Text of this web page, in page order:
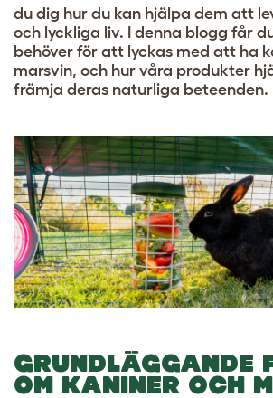
du dig hur du kan hjälpa dem att
och lyckliga liv. I denna blogg får
behöver för att lyckas med att ha
marsvin, och hur våra produkter
främja deras naturliga beteenden.
GRUNDLÄGGANDE
OM KANINER OCH